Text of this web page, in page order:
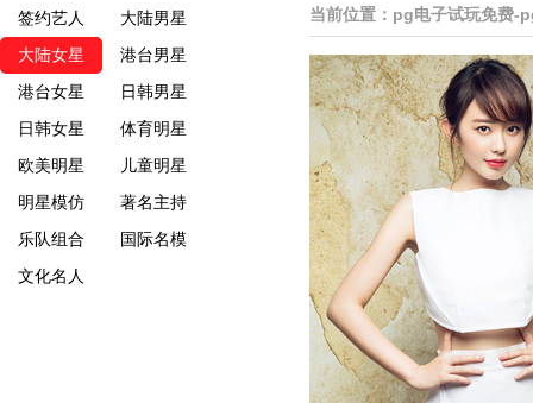
签约艺人
大陆男星
大陆女星
港台男星
港台女星
日韩男星
日韩女星
体育明星
欧美明星
儿童明星
明星模仿
著名主持
乐队组合
国际名模
文化名人
当前位置： pg电子试玩免费-